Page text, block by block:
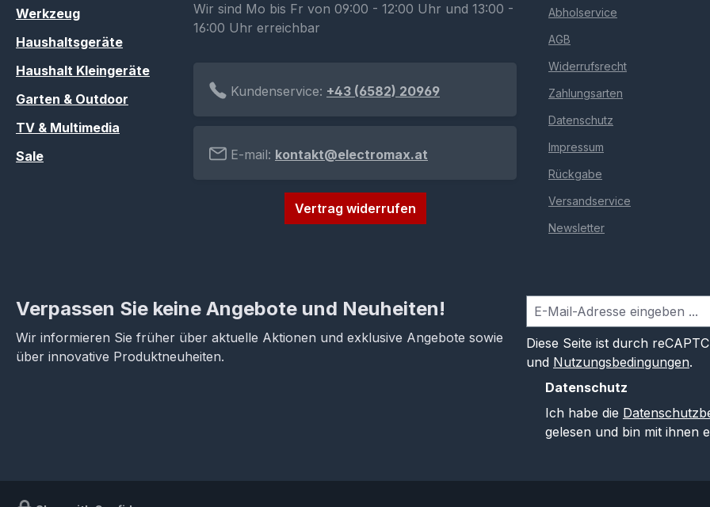
Werkzeug
Haushaltsgeräte
Haushalt Kleingeräte
Garten & Outdoor
TV & Multimedia
Sale
Wir sind Mo bis Fr von 09:00 - 12:00 Uhr und 13:00 -
16:00 Uhr erreichbar
Kundenservice: +43 (6582) 20969
E-mail: kontakt@electromax.at
Vertrag widerrufen
Abholservice
AGB
Widerrufsrecht
Zahlungsarten
Datenschutz
Impressum
Rückgabe
Versandservice
Newsletter
Verpassen Sie keine Angebote und Neuheiten!
Wir informieren Sie früher über aktuelle Aktionen und exklusive Angebote sowie
über innovative Produktneuheiten.
Diese Seite ist durch
und Nutzungsbedingungen.
Datenschutz
Ich habe die
gelesen und bin mit ihnen